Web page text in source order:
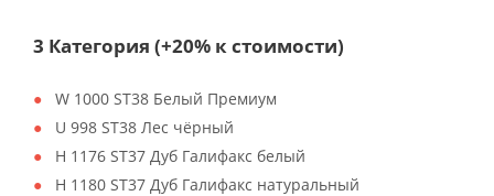
3 Категория (+20% к стоимости)
W 1000 ST38 Белый Премиум
U 998 ST38 Лес чёрный
H 1176 ST37 Дуб Галифакс белый
H 1180 ST37 Дуб Галифакс натуральный